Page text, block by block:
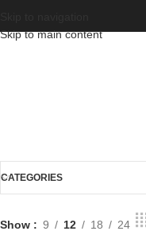
Skip to main content
CATEGORIES
Show 9 12 18 24